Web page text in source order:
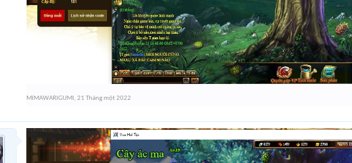
MIMAWARIGUMI , 21 Tháng một 2022